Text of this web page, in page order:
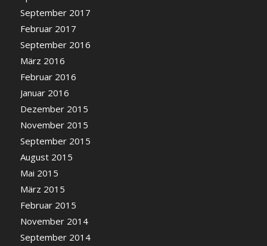
September 2017
Februar 2017
September 2016
März 2016
Februar 2016
Januar 2016
Dezember 2015
November 2015
September 2015
August 2015
Mai 2015
März 2015
Februar 2015
November 2014
September 2014